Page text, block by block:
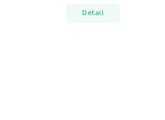
Detail